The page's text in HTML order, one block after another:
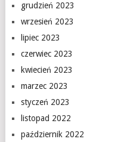
grudzień 2023
wrzesień 2023
lipiec 2023
czerwiec 2023
kwiecień 2023
marzec 2023
styczeń 2023
listopad 2022
październik 2022